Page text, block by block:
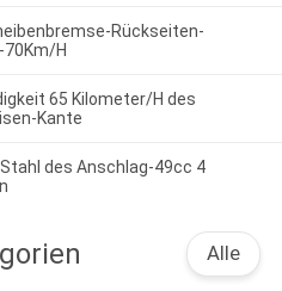
Rückseiten-
H
65 Kilometer/H des
Kante
des Anschlag-49cc 4
Alle